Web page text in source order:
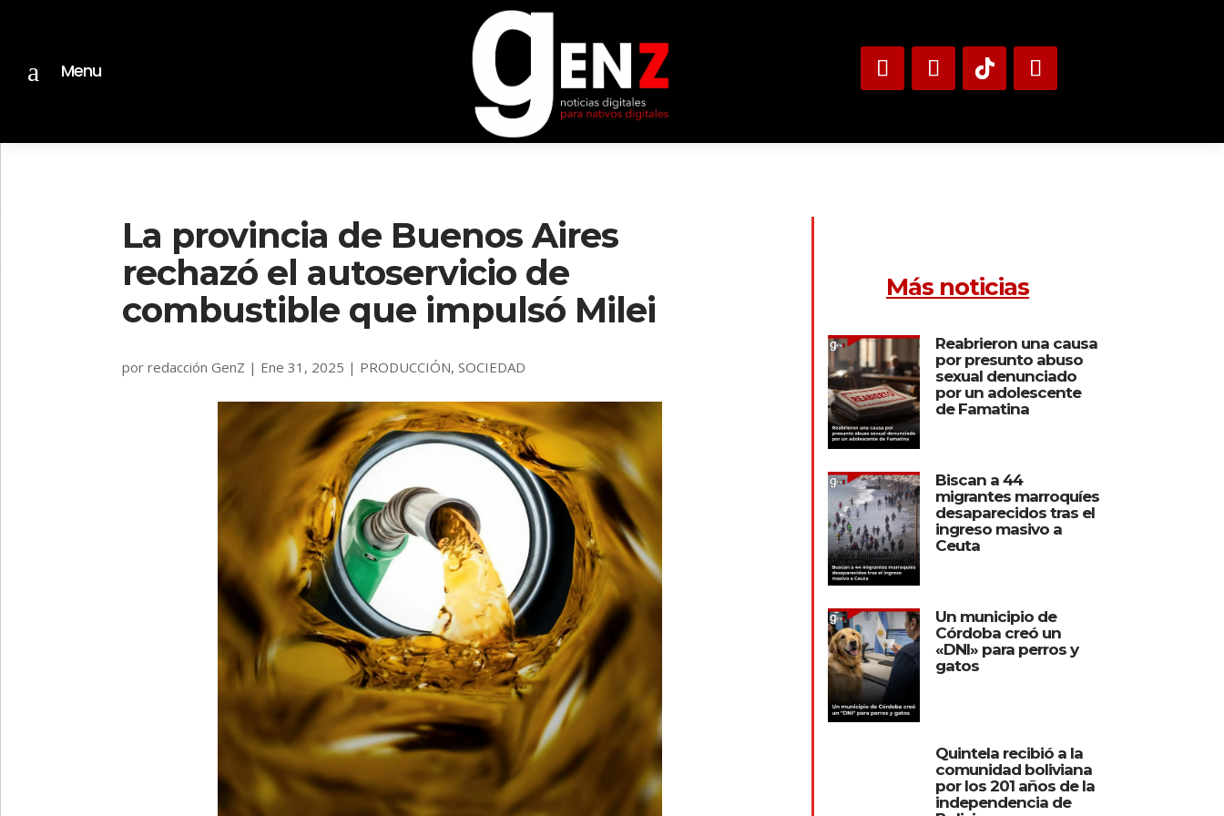
a Menu
La provincia de Buenos Aires
rechazó el autoservicio de
combustible que impulsó Milei
porredacción GenZ | Ene 31, 2025 | PRODUCCIÓN,SOCIEDAD
Más noticias
Reabrieron una causa
por presunto abuso
sexual denunciado
por un adolescente
de Famatina
Biscan a 44
migrantes marroquíes
desaparecidos tras el
ingreso masivo a
Ceuta
Un municipio de
Córdoba creó un
«DNI» para perros y
gatos
Quintela recibió a la
comunidad boliviana
por los 201 años de la
independencia de